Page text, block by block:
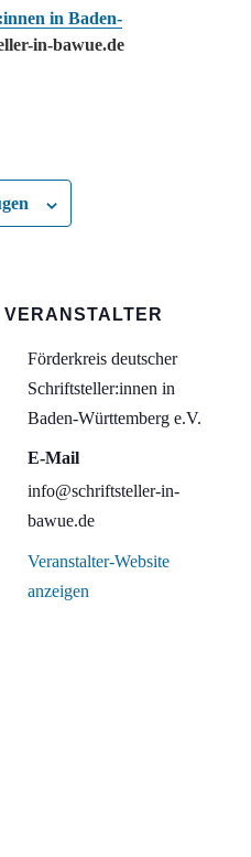
in Baden-
in-bawue.de
VERANSTALTER
Förderkreis deutscher
Schriftsteller:innen in
Baden-Württemberg e.V.
E-Mail
info@schriftsteller-in-
bawue.de
Veranstalter-Website
anzeigen